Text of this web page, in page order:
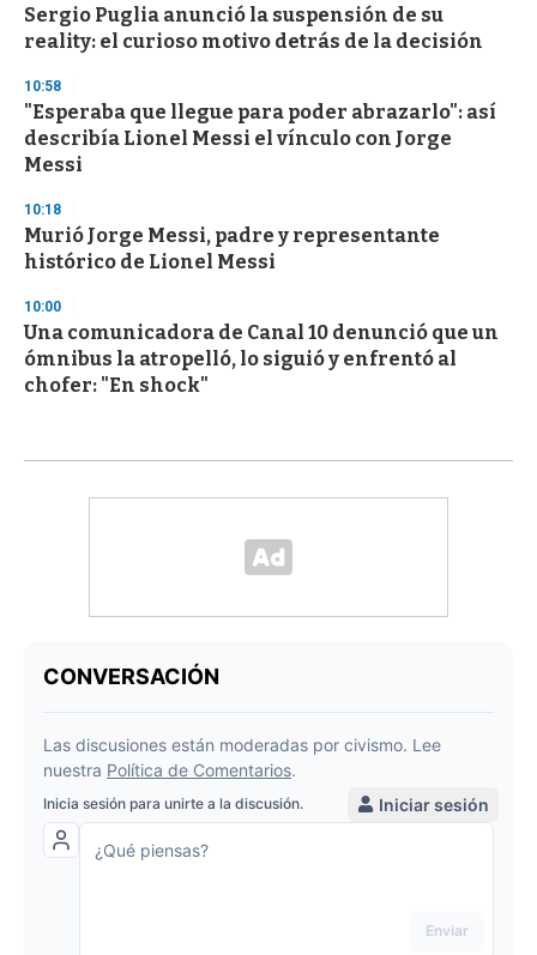
Sergio Puglia anunció la suspensión de su
reality: el curioso motivo detrás de la decisión
10:58
"Esperaba que llegue para poder abrazarlo": así
describía Lionel Messi el vínculo con Jorge
Messi
10:18
Murió Jorge Messi, padre y representante
histórico de Lionel Messi
10:00
Una comunicadora de Canal 10 denunció que un
ómnibus la atropelló, lo siguió y enfrentó al
chofer: "En shock"